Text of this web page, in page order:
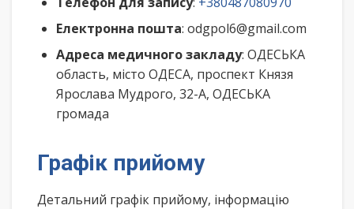
Електронна пошта: odgpol6@gmail.com
Адреса медичного закладу: ОДЕСЬКА
область, місто ОДЕСА, проспект Князя
Ярослава Мудрого, 32-А, ОДЕСЬКА
громада
Графік прийому
Детальний графік прийому, інформацію